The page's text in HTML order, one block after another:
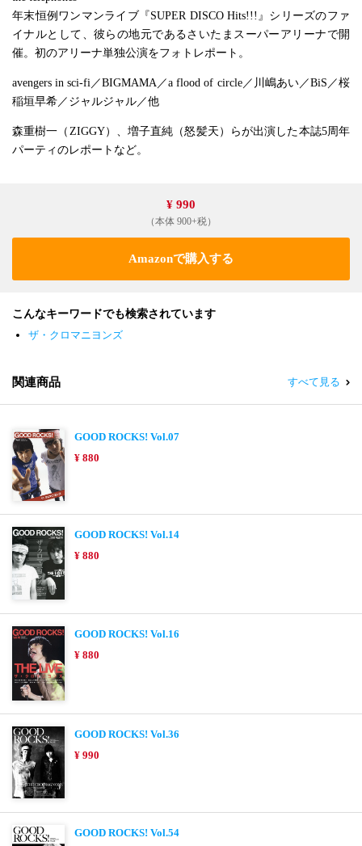
年末恒例ワンマンライブ『SUPER DISCO Hits!!!』シリーズのファ
イナルとして、彼らの地元であるさいたまスーパーアリーナで開
催。初のアリーナ単独公演をフォトレポート。
avengers in sci-fi／BIGMAMA／a flood of circle／川嶋あい／BiS／桜
稲垣早希／ジャルジャル／他
森重樹一（ZIGGY）、増子直純（怒髪天）らが出演した本誌5周年
パーティのレポートなど。
¥ 990
（本体 900+税）
Amazonで購入する
こんなキーワードでも検索されています
ザ・クロマニヨンズ
関連商品 すべて見る
GOOD ROCKS! Vol.07
¥ 880
GOOD ROCKS! Vol.14
¥ 880
GOOD ROCKS! Vol.16
¥ 880
GOOD ROCKS! Vol.36
¥ 990
GOOD ROCKS! Vol.54